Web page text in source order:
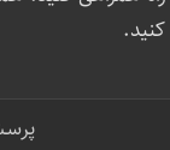
کنید.